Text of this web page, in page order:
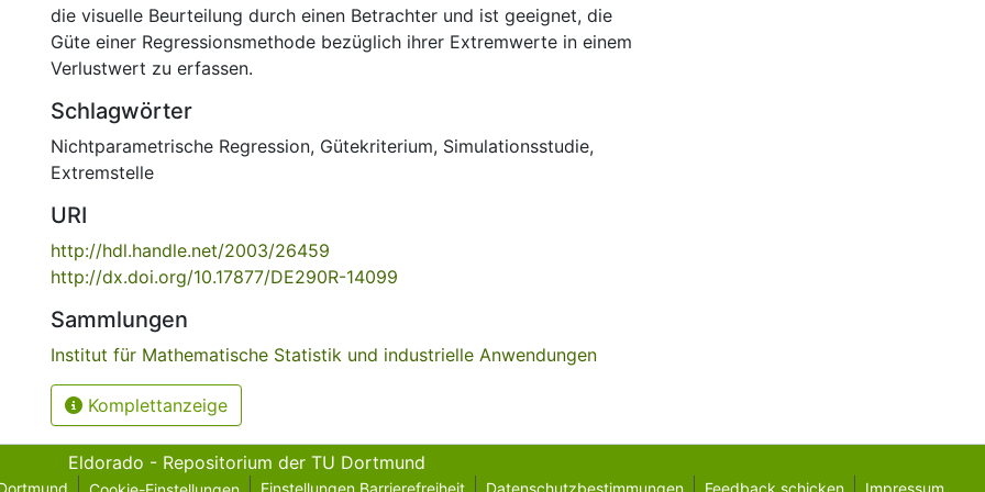
die visuelle Beurteilung durch einen Betrachter und ist geeignet, die
Güte einer Regressionsmethode bezüglich ihrer Extremwerte in einem
Verlustwert zu erfassen.
Schlagwörter
Nichtparametrische Regression, Gütekriterium, Simulationsstudie,
Extremstelle
URI
http://hdl.handle.net/2003/26459
http://dx.doi.org/10.17877/DE290R-14099
Sammlungen
Institut für Mathematische Statistik und industrielle Anwendungen
Komplettanzeige
Eldorado - Repositorium der TU Dortmund
Einstellungen Barrierefreiheit Datenschutzbestimmungen Feedback schicken Impressum